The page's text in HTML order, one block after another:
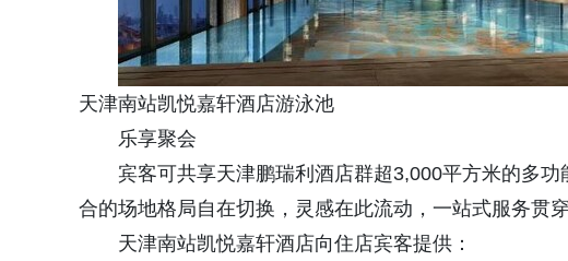
天津南站凯悦嘉轩酒店游泳池
乐享聚会
宾客可共享天津鹏瑞利酒店群超3,000平方米的多
合的场地格局自在切换，灵感在此流动，一站式服务贯
天津南站凯悦嘉轩酒店向住店宾客提供：